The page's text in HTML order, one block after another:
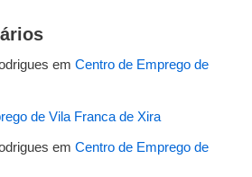
em Centro de Emprego de
de Vila Franca de Xira
em Centro de Emprego de